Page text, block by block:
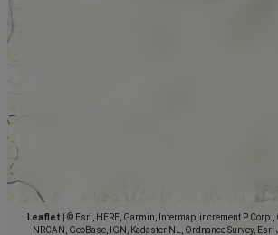
Leaflet
© Esri, HERE, Garmin, Intermap, increment P Corp.,
NRCAN, GeoBase, IGN, Kadaster NL, Ordnance Survey,